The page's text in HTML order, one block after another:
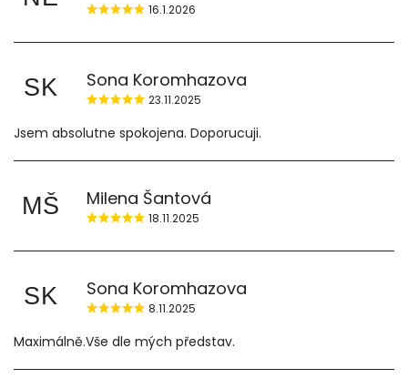
16.1.2026
SK Sona Koromhazova
23.11.2025
Jsem absolutne spokojena. Doporucuji.
MŠ Milena Šantová
18.11.2025
SK Sona Koromhazova
8.11.2025
Maximálně.Vše dle mých představ.